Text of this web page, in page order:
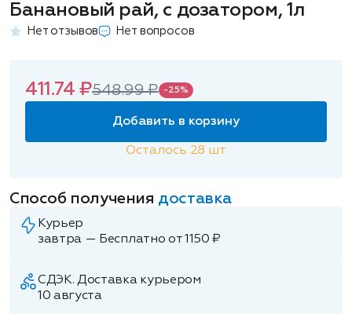
Банановый рай, с дозатором, 1л
Нет отзывов Нет вопросов
411.74 ₽548.99 ₽ -25%
Добавить в корзину
Осталось 28 шт
Способ получения доставка
Курьер
завтра — Бесплатно от 1150 ₽
СДЭК. Доставка курьером
10 августа